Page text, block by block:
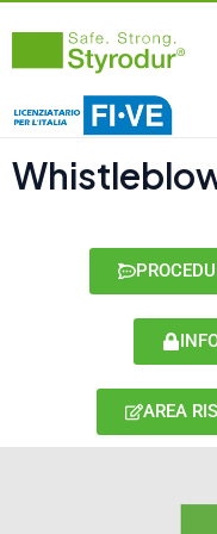
contenuto
AREA